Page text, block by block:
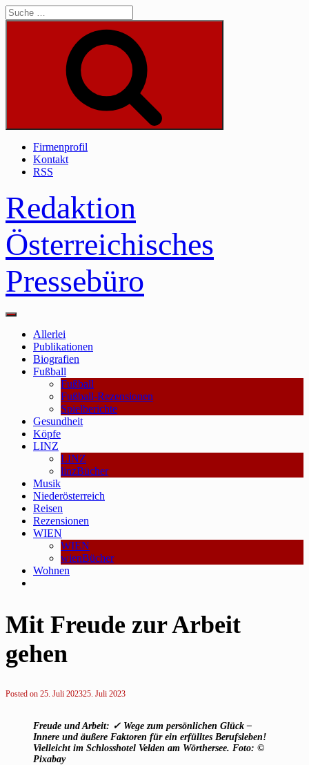
Skip
to
Suche
Firmenprofil
Kontakt
RSS
Redaktion
Österreichisches
Pressebüro
Main
Allerlei
Publikationen
Biografien
Fußball
Fußball
Fußball-Rezensionen
Spielberichte
Gesundheit
Köpfe
LINZ
LINZ
linzBücher
Musik
Niederösterreich
Reisen
Rezensionen
WIEN
WIEN
wienBücher
Wohnen
Mit Freude zur Arbeit
gehen
Posted on 25. Juli 202325. Juli 2023
Freude und Arbeit: ✓ Wege zum persönlichen Glück –
Innere und äußere Faktoren für ein erfülltes Berufsleben!
Vielleicht im Schlosshotel Velden am Wörthersee. Foto: ©
Pixabay